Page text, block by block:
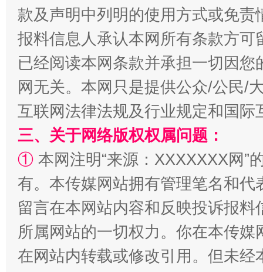
受贿1.44亿！段成刚被判无期 从幼
全民健身五年计划来了！等你上场
款及声明中列明的使用方式或免责
报料信息人承认本网所有条款方
已经阅读本网条款并承担一切因
网无关。本网只是提供公众/公民/
互联网法律法规及行业规定和国
三、关于网络版权权属问题：
① 本网注明“来源：XXXXXXX网”
有。本传媒网站拥有管理笔名和
留言在本网站内容和反映投诉报
所属网站的一切权力。你在本传
在网站内转载或修改引用。但未